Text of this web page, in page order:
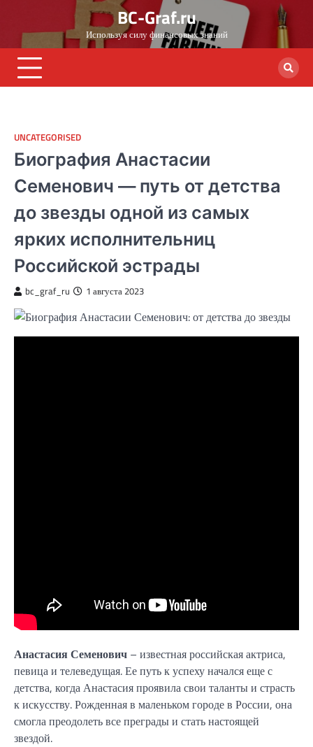
content
BC-Graf.ru
Используя силу финансовых знаний
UNCATEGORISED
Биография Анастасии
Семенович — путь от детства
до звезды одной из самых
ярких исполнительниц
Российской эстрады
bc_graf_ru 1 августа 2023
Анастасия Семенович – известная российская актриса,
певица и телеведущая. Ее путь к успеху начался еще с
детства, когда Анастасия проявила свои таланты и страсть
к искусству. Рожденная в маленьком городе в России, она
смогла преодолеть все преграды и стать настоящей
звездой.